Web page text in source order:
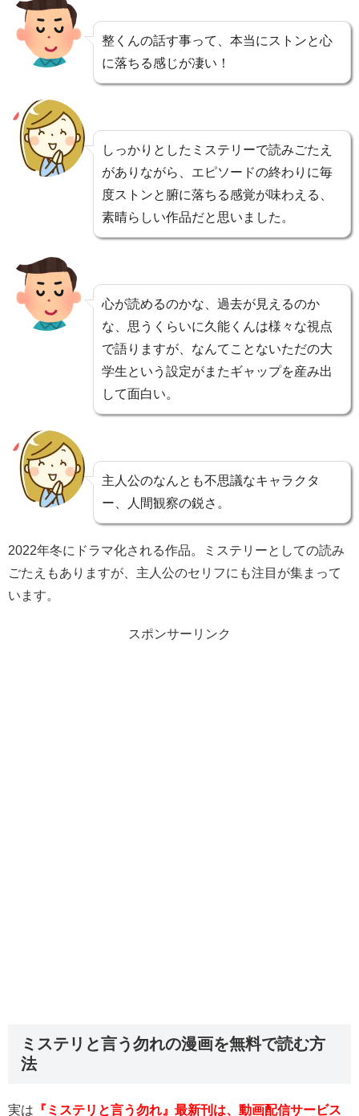
整くんの話す事って、本当にストンと心
に落ちる感じが凄い！
しっかりとしたミステリーで読みごたえ
がありながら、エピソードの終わりに毎
度ストンと腑に落ちる感覚が味わえる、
素晴らしい作品だと思いました。
心が読めるのかな、過去が見えるのか
な、思うくらいに久能くんは様々な視点
で語りますが、なんてことないただの大
学生という設定がまたギャップを産み出
して面白い。
主人公のなんとも不思議なキャラクタ
ー、人間観察の鋭さ。
2022年冬にドラマ化される作品。ミステリーとしての読み
ごたえもありますが、主人公のセリフにも注目が集まって
います。
スポンサーリンク
ミステリと言う勿れの漫画を無料で読む方
法
実は 『ミステリと言う勿れ』最新刊は、動画配信サービス